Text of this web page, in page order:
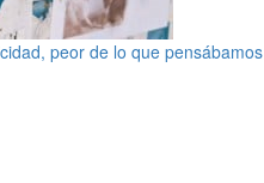
peor de lo que pensábamos